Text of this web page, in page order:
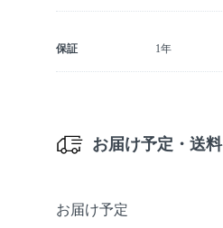
保証 1年
お届け予定・送料
お届け予定